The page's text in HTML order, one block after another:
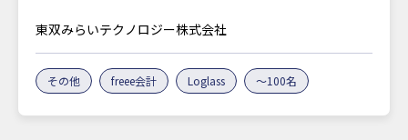
東双みらいテクノロジー株式会社
その他 freee会計 Loglass ～100名